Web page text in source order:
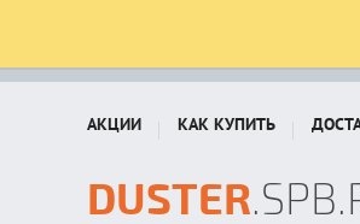
АКЦИИ КАК КУПИТЬ
DUSTER